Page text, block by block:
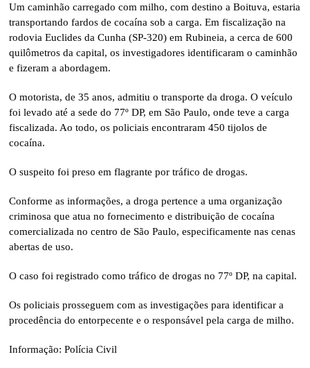
Um caminhão carregado com milho, com destino a Boituva, estaria
transportando fardos de cocaína sob a carga. Em fiscalização na
rodovia Euclides da Cunha (SP-320) em Rubineia, a cerca de 600
quilômetros da capital, os investigadores identificaram o caminhão
e fizeram a abordagem.
O motorista, de 35 anos, admitiu o transporte da droga. O veículo
foi levado até a sede do 77º DP, em São Paulo, onde teve a carga
fiscalizada. Ao todo, os policiais encontraram 450 tijolos de
cocaína.
O suspeito foi preso em flagrante por tráfico de drogas.
Conforme as informações, a droga pertence a uma organização
criminosa que atua no fornecimento e distribuição de cocaína
comercializada no centro de São Paulo, especificamente nas cenas
abertas de uso.
O caso foi registrado como tráfico de drogas no 77º DP, na capital.
Os policiais prosseguem com as investigações para identificar a
procedência do entorpecente e o responsável pela carga de milho.
Informação: Polícia Civil